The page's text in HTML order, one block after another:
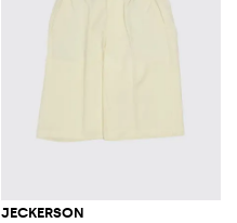
JECKERSON